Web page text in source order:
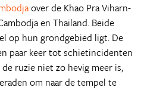
over de Khao Pra Viharn-
en Thailand. Beide
op hun grondgebied ligt. De
paar keer tot schietincidenten
ruzie niet zo hevig meer is,
om naar de tempel te